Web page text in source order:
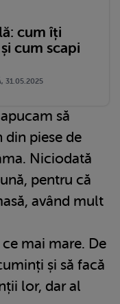
cum îți
cum scapi
31.05.2025
să
piese de
Niciodată
pentru că
având mult
mai mare. De
și să facă
lor, dar al